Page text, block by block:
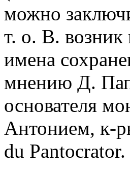
можно
т. о. В.
имена
мнению Д.
основателя
Антонием, к-
du